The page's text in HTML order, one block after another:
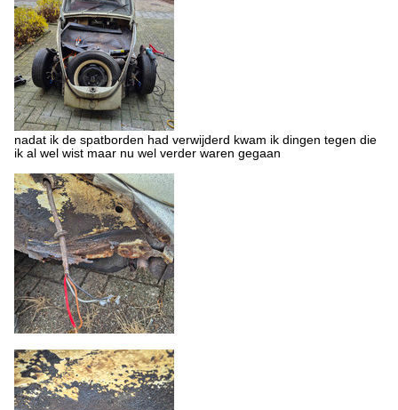
nadat ik de spatborden had verwijderd kwam ik dingen tegen die
ik al wel wist maar nu wel verder waren gegaan